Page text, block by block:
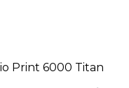
Print 6000 Titan